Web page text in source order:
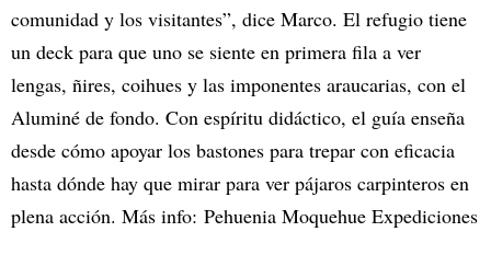
comunidad y los visitantes”, dice Marco. El refugio tiene
un deck para que uno se siente en primera fila a ver
lengas, ñires, coihues y las imponentes araucarias, con el
Aluminé de fondo. Con espíritu didáctico, el guía enseña
desde cómo apoyar los bastones para trepar con eficacia
hasta dónde hay que mirar para ver pájaros carpinteros en
plena acción. Más info: Pehuenia Moquehue Expediciones